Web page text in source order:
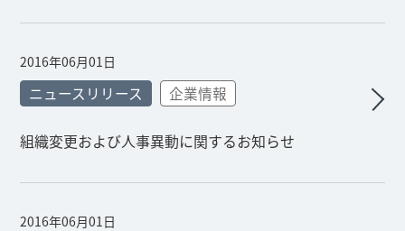
2016年06月01日
ニュースリリース 企業情報
組織変更および人事異動に関するお知らせ
2016年06月01日